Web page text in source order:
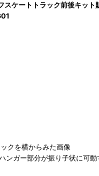
ケートトラック前後キット
クを横からみた画像
ンガー部分が振り子状に可